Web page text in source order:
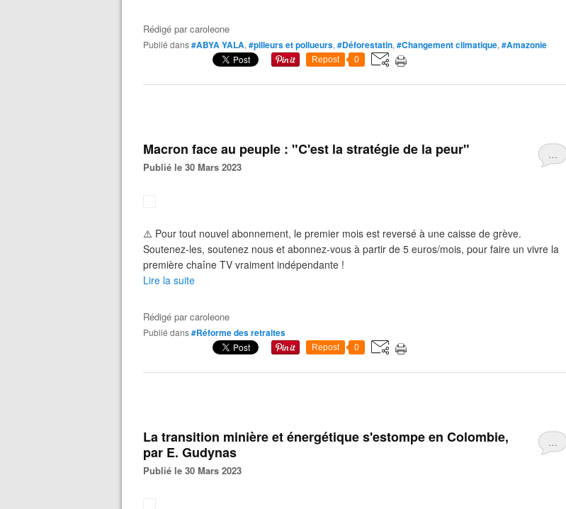
Rédigé parcaroleone
Publié dans#ABYA YALA, #pilleurs et pollueurs, #Déforestatin, #Changement climatique, #Amazonie
Repost 0
…
Macron face au peuple : "C'est la stratégie de la peur"
Publié le 30 Mars 2023
⚠️ Pour tout nouvel abonnement, le premier mois est reversé à une caisse de grève.
Soutenez-les, soutenez nous et abonnez-vous à partir de 5 euros/mois, pour faire un vivre la
première chaîne TV vraiment indépendante !
Lire la suite
Rédigé parcaroleone
Publié dans#Réforme des retraites
Repost 0
…
La transition minière et énergétique s'estompe en Colombie,
par E. Gudynas
Publié le 30 Mars 2023